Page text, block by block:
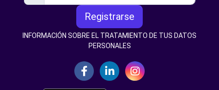
Registrarse
INFORMACIÓN SOBRE EL TRATAMIENTO DE TUS DATOS
PERSONALES